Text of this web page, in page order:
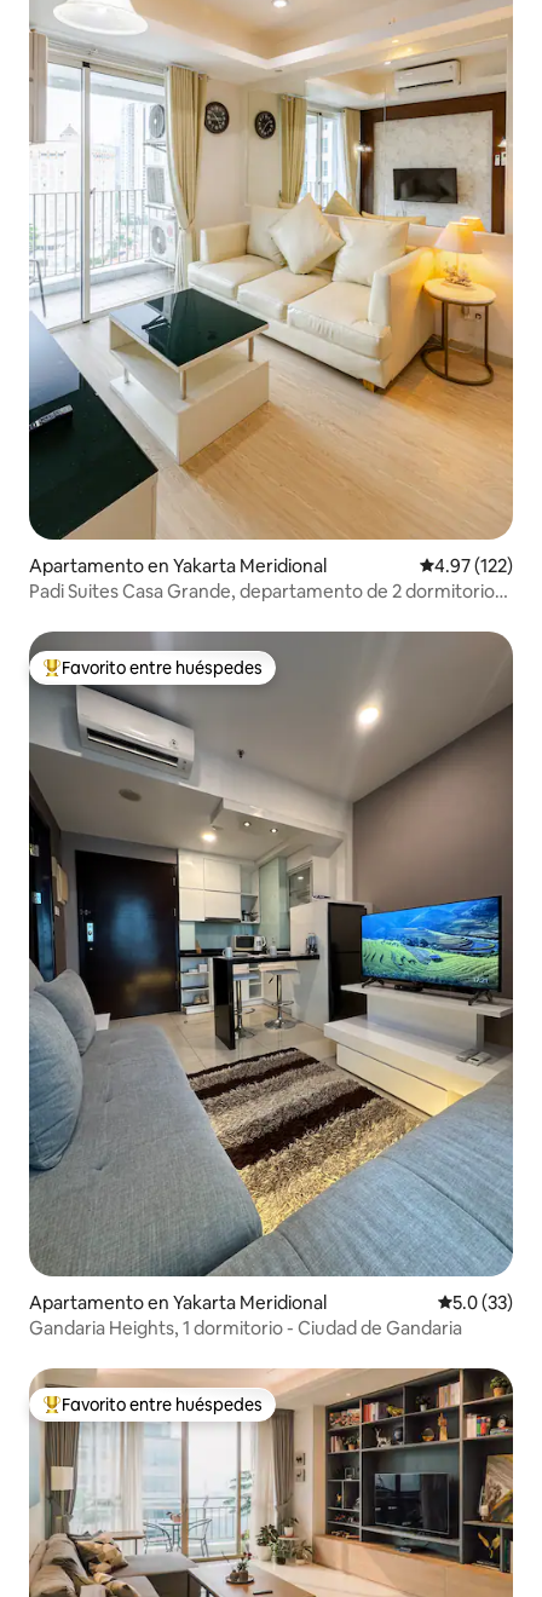
Apartamento en Yakarta Meridional Calificación
4.97 (122)
Padi Suites Casa Grande, departamento de 2 dormitorios
Favorito entre huéspedes preferido
Favorito entre huéspedes
Apartamento en Yakarta Meridional Calificación
5.0 (33)
Gandaria Heights, 1 dormitorio - Ciudad de Gandaria
Favorito entre huéspedes preferido
Favorito entre huéspedes